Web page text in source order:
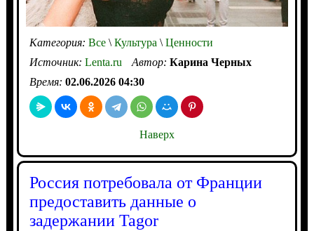
Категория: Все\Культура \Ценности
Источник: Lenta.ru Автор: Карина Черных
Время: 02.06.2026 04:30
Наверх
Россия потребовала от Франции
предоставить данные о
задержании Tagor